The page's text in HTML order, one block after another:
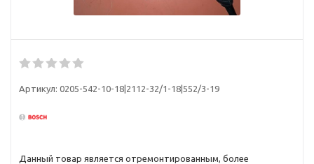
Артикул: 0205-542-10-18|2112-32/1-18|552/3-19
Данный товар является отремонтированным, более